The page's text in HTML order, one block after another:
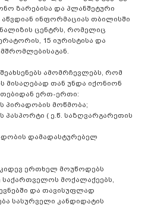
ზარებისა და პლანშეტური
აწვდიან ინფორმაციას თბილისში
ცენტრს, რომელიც
15 იურისტისა და
ამომრჩევლებს, რომ
მისაღებად თან უნდა იქონიონ
ერთ-ერთი:
პირადობის მოწმობა;
( ე.წ. საზღვარგარეთის
დამადასტურებელ
კიდევ ერთხელ მოუწოდებს
საქართველოს მოქალაქეებს,
და თავისუფლად
სასურველი კანდიდატის